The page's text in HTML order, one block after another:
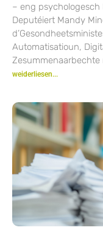
– eng psychologesch
Deputéiert Mandy
Automatisatioun,
weiderliesen...